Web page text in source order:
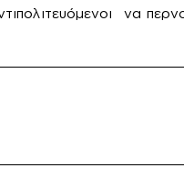
να